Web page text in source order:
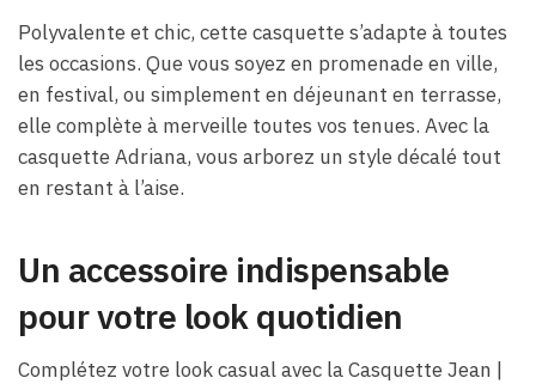
Polyvalente et chic, cette casquette s’adapte à toutes
les occasions. Que vous soyez en promenade en ville,
en festival, ou simplement en déjeunant en terrasse,
elle complète à merveille toutes vos tenues. Avec la
casquette Adriana, vous arborez un style décalé tout
en restant à l’aise.
Un accessoire indispensable
pour votre look quotidien
Complétez votre look casual avec la Casquette Jean |